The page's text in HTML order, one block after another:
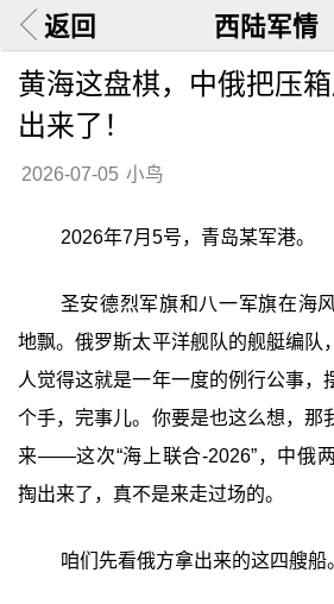
返回 西陆军情
黄海这盘棋，中俄把压
出来了！
2026-07-05 小鸟
2026年7月5号，青岛某军港。
圣安德烈军旗和八一军旗在海
地飘。俄罗斯太平洋舰队的舰艇编队
人觉得这就是一年一度的例行公事，
个手，完事儿。你要是也这么想，那
来——这次“海上联合-2026”，中俄
掏出来了，真不是来走过场的。
咱们先看俄方拿出来的这四艘船